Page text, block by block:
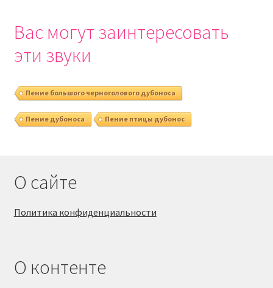
Вас могут заинтересовать
эти звуки
Пение большого черноголового дубоноса
Пение дубоноса Пение птицы дубонос
О сайте
Политика конфиденциальности
О контенте